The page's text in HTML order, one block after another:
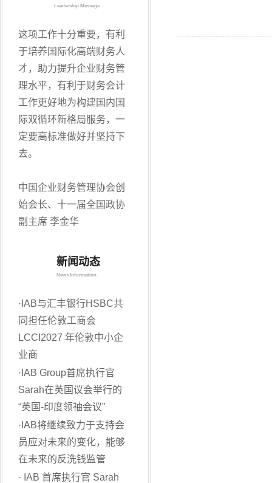
Leadership Message
这项工作十分重要，有利
于培养国际化高端财务人
才，助力提升企业财务管
理水平，有利于财务会计
工作更好地为构建国内国
际双循环新格局服务，一
定要高标准做好并坚持下
去。
中国企业财务管理协会创
始会长、十一届全国政协
副主席 李金华
新闻动态
News Information
· IAB与汇丰银行HSBC共
同担任伦敦工商会
LCCI2027 年伦敦中小企
业商
· IAB Group首席执行官
Sarah在英国议会举行的
“英国-印度领袖会议”
· IAB将继续致力于支持会
员应对未来的变化，能够
在未来的反洗钱监管
· IAB 首席执行官 Sarah